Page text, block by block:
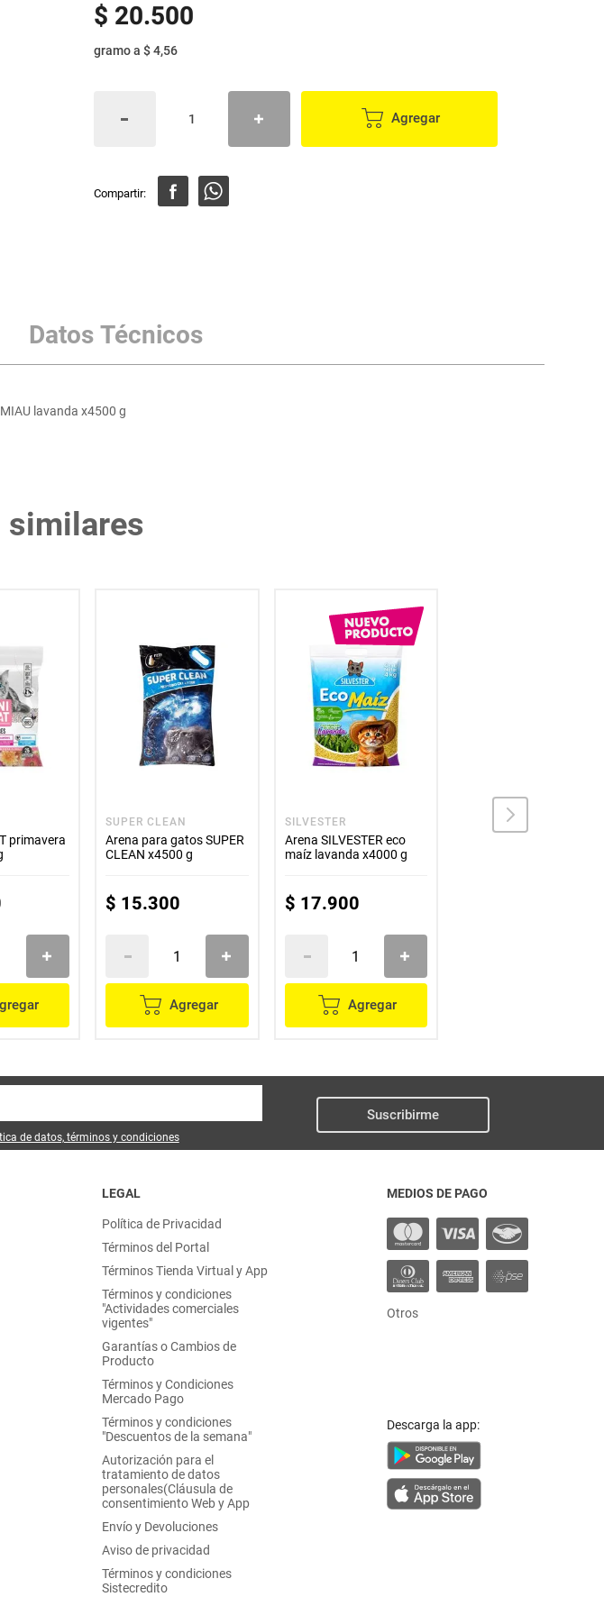
$ 20.500
gramoa $ 4,56
Agregar
Datos Técnicos
lavanda x4500 g
similares
primavera
SUPER CLEAN
Arena para gatos SUPER
CLEAN x4500 g
$ 15.300
Agregar
SILVESTER
Arena SILVESTER eco
maíz lavanda x4000 g
$ 17.900
Agregar
de datos, términos y condiciones
Suscribirme
LEGAL
Política de Privacidad
Términos del Portal
Términos Tienda Virtual y App
Términos y condiciones
"Actividades comerciales
vigentes"
Garantías o Cambios de
Producto
Términos y Condiciones
Mercado Pago
Términos y condiciones
"Descuentos de la semana"
Autorización para el
tratamiento de datos
personales(Cláusula de
consentimiento Web y App
Envío y Devoluciones
Aviso de privacidad
Términos y condiciones
Sistecredito
MEDIOS DE PAGO
Otros
Descarga la app: